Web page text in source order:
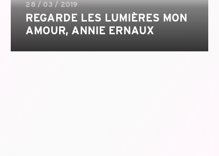
28 / 03 / 2019
REGARDE LES LUMIÈRES MON
AMOUR, ANNIE ERNAUX